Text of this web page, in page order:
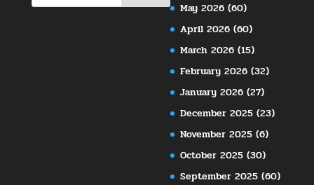
May 2026 (60)
April 2026 (60)
March 2026 (15)
February 2026 (32)
January 2026 (27)
December 2025 (23)
November 2025 (6)
October 2025 (30)
September 2025 (60)